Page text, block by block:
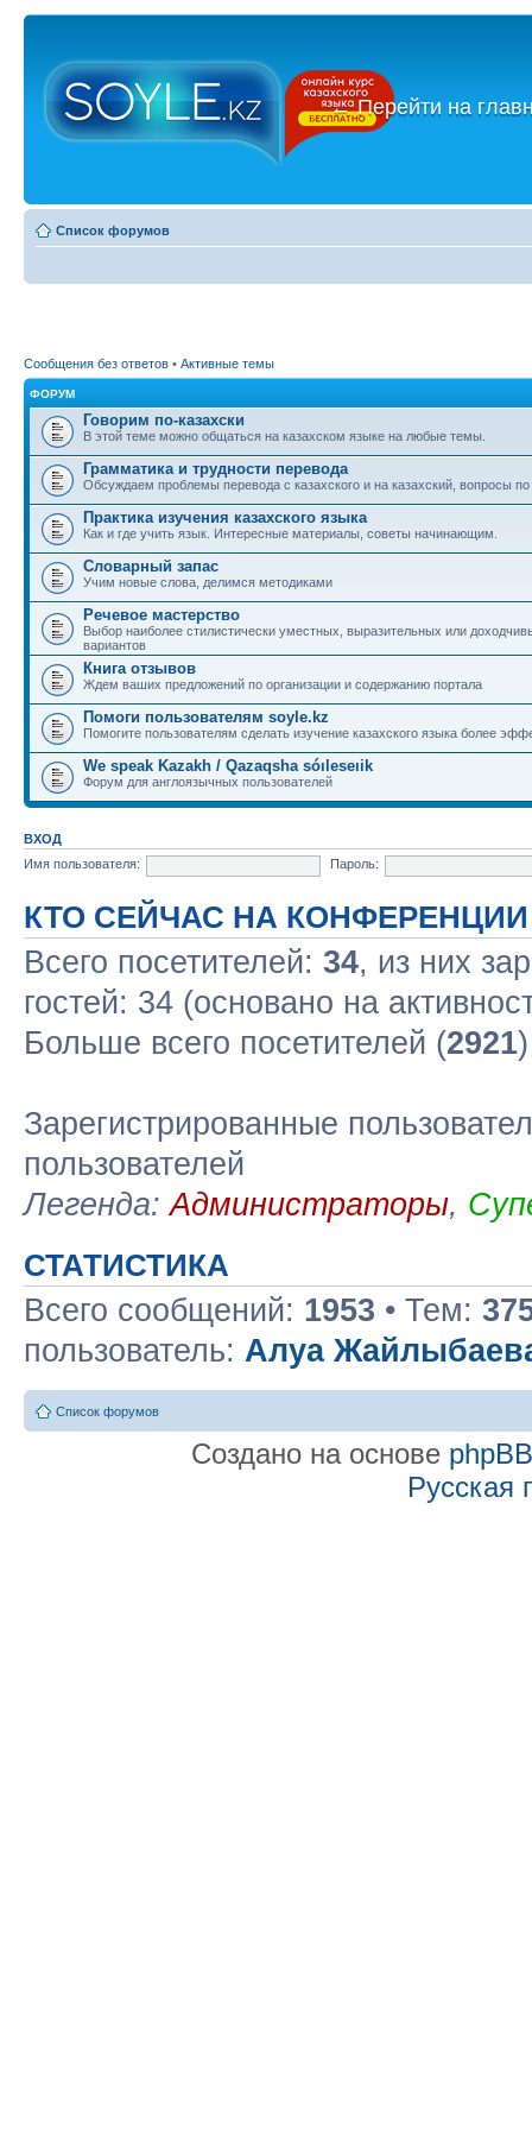
←Перейти на
Список форумов
Сообщения без ответов • Активные темы
ФОРУМ
Говорим по-казахски
В этой теме можно общаться на казахском языке на любые темы.
Грамматика и трудности перевода
Обсуждаем проблемы перевода с казахского и на казахский, вопросы
Практика изучения казахского языка
Как и где учить язык. Интересные материалы, советы начинающим.
Словарный запас
Учим новые слова, делимся методиками
Речевое мастерство
Выбор наиболее стилистически уместных, выразительных или
вариантов
Книга отзывов
Ждем ваших предложений по организации и содержанию портала
Помоги пользователям soyle.kz
Помогите пользователям сделать изучение казахского языка более
We speak Kazakh / Qazaqsha sóıleseıik
Форум для англоязычных пользователей
ВХОД
Имя пользователя:
Пароль:
КТО СЕЙЧАС НА КОНФЕРЕНЦИИ
Всего посетителей: 34, из них
гостей: 34 (основано на
Больше всего посетителей (2921
Зарегистрированные
пользователей
Легенда:Администраторы,
СТАТИСТИКА
Всего сообщений: 1953 • Тем:
пользователь: Алуа
Список форумов
Создано на основе phpBB
Русская